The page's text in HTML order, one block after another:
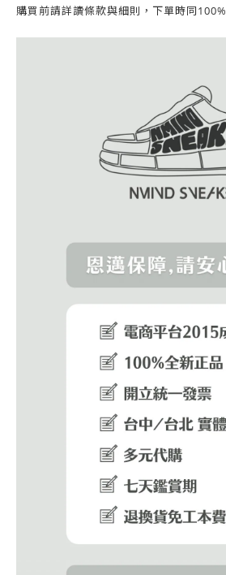
購買前請詳讀條款與細則， 下單時同100%